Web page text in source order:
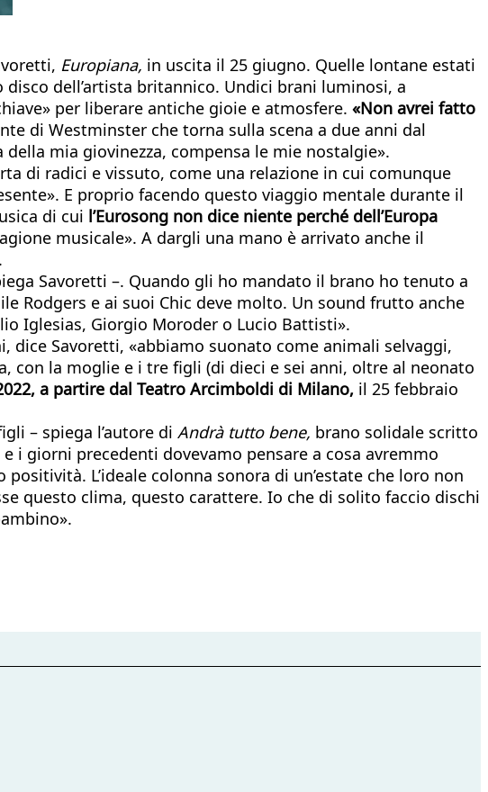
Europiana, in uscita il 25 giugno. Quelle lontane estati
dell’artista britannico. Undici brani luminosi, a
per liberare antiche gioie e atmosfere. «Non avrei fatto
di Westminster che torna sulla scena a due anni dal
mia giovinezza, compensa le mie nostalgie».
di radici e vissuto, come una relazione in cui comunque
E proprio facendo questo viaggio mentale durante il
di cui l’Eurosong non dice niente perché dell’Europa
musicale». A dargli una mano è arrivato anche il
Savoretti –. Quando gli ho mandato il brano ho tenuto a
Rodgers e ai suoi Chic deve molto. Un sound frutto anche
Iglesias, Giorgio Moroder o Lucio Battisti».
Savoretti, «abbiamo suonato come animali selvaggi,
con la moglie e i tre figli (di dieci e sei anni, oltre al neonato
a partire dal Teatro Arcimboldi di Milano, il 25 febbraio
– spiega l’autore di Andrà tutto bene, brano solidale scritto
i giorni precedenti dovevamo pensare a cosa avremmo
L’ideale colonna sonora di un’estate che loro non
questo clima, questo carattere. Io che di solito faccio dischi